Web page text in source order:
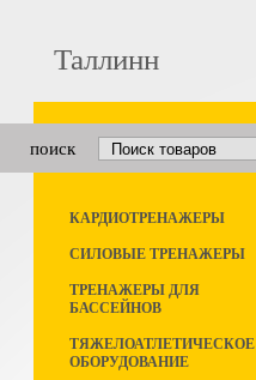
Таллинн
поиск
КАРДИОТРЕНАЖЕРЫ
СИЛОВЫЕ ТРЕНАЖЕРЫ
ТРЕНАЖЕРЫ ДЛЯ
БАССЕЙНОВ
ТЯЖЕЛОАТЛЕТИЧЕСКОЕ
ОБОРУДОВАНИЕ